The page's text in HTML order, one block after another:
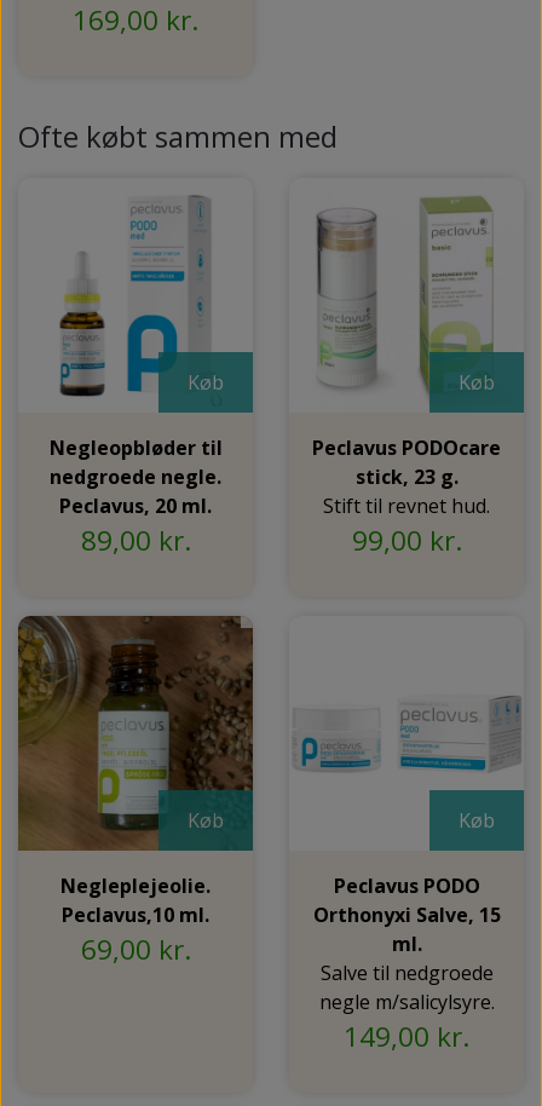
169,00 kr.
Ofte købt sammen med
Køb
Negleopbløder til
nedgroede negle.
Peclavus, 20 ml.
89,00 kr.
Køb
Peclavus PODOcare
stick, 23 g.
Stift til revnet hud.
99,00 kr.
Køb
Negleplejeolie.
Peclavus,10 ml.
69,00 kr.
Køb
Peclavus PODO
Orthonyxi Salve, 15
ml.
Salve til nedgroede
negle m/salicylsyre.
149,00 kr.